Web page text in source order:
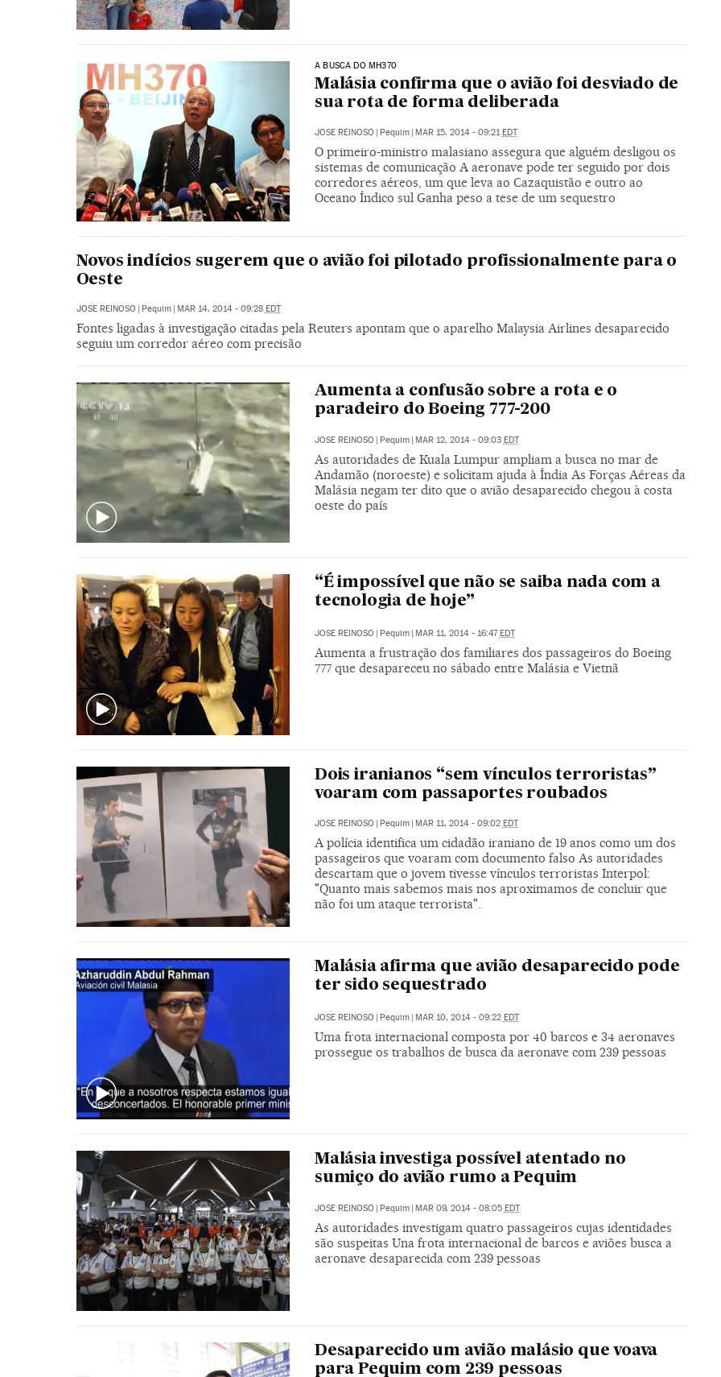
A BUSCA DO MH370
Malásia confirma que o avião foi desviado de
sua rota de forma deliberada
JOSE REINOSO | Pequim | MAR 15, 2014 - 09:21 EDT
O primeiro-ministro malasiano assegura que alguém desligou os
sistemas de comunicação A aeronave pode ter seguido por dois
corredores aéreos, um que leva ao Cazaquistão e outro ao
Oceano Índico sul Ganha peso a tese de um sequestro
Novos indícios sugerem que o avião foi pilotado profissionalmente para o
Oeste
JOSE REINOSO | Pequim | MAR 14, 2014 - 09:28 EDT
Fontes ligadas à investigação citadas pela Reuters apontam que o aparelho Malaysia Airlines desaparecido
seguiu um corredor aéreo com precisão
Aumenta a confusão sobre a rota e o
paradeiro do Boeing 777-200
JOSE REINOSO | Pequim | MAR 12, 2014 - 09:03 EDT
As autoridades de Kuala Lumpur ampliam a busca no mar de
Andamão (noroeste) e solicitam ajuda à Índia As Forças Aéreas da
Malásia negam ter dito que o avião desaparecido chegou à costa
oeste do país
“É impossível que não se saiba nada com a
tecnologia de hoje”
JOSE REINOSO | Pequim | MAR 11, 2014 - 16:47EDT
Aumenta a frustração dos familiares dos passageiros do Boeing
777 que desapareceu no sábado entre Malásia e Vietnã
Dois iranianos “sem vínculos terroristas”
voaram com passaportes roubados
JOSE REINOSO | Pequim | MAR 11, 2014 - 09:02 EDT
A polícia identifica um cidadão iraniano de 19 anos como um dos
passageiros que voaram com documento falso As autoridades
descartam que o jovem tivesse vínculos terroristas Interpol:
"Quanto mais sabemos mais nos aproximamos de concluir que
não foi um ataque terrorista".
Malásia afirma que avião desaparecido pode
ter sido sequestrado
JOSE REINOSO | Pequim | MAR 10, 2014 - 09:22 EDT
Uma frota internacional composta por 40 barcos e 34 aeronaves
prossegue os trabalhos de busca da aeronave com 239 pessoas
Malásia investiga possível atentado no
sumiço do avião rumo a Pequim
JOSE REINOSO Pequim MAR 09, 2014 - 08:05 EDT
As autoridades investigam quatro passageiros cujas identidades
são suspeitas Una frota internacional de barcos e aviões busca a
aeronave desaparecida com 239 pessoas
Desaparecido um avião malásio que voava
para Pequim com 239 pessoas